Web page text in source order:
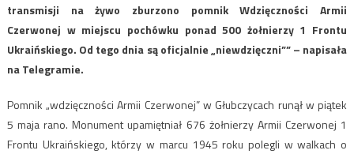
transmisji na żywo zburzono pomnik Wdzięczności Armii
Czerwonej w miejscu pochówku ponad 500 żołnierzy 1 Frontu
Ukraińskiego. Od tego dnia są oficjalnie „niewdzięczni”” – napisała
na Telegramie.
Pomnik „wdzięczności Armii Czerwonej” w Głubczycach runął w piątek
5 maja rano. Monument upamiętniał 676 żołnierzy Armii Czerwonej 1
Frontu Ukraińskiego, którzy w marcu 1945 roku polegli w walkach o